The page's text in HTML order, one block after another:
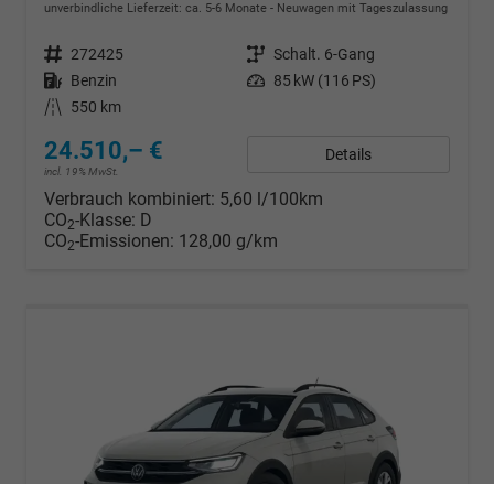
unverbindliche Lieferzeit: ca. 5-6 Monate Neuwagen mit Tageszulassung
Fahrzeugnr. 272425 Getriebe Schalt. 6-Gang
Kraftstoff Benzin Leistung 85 kW (116 PS)
Kilometerstand
550 km
24.510,– €
incl. 19% MwSt.
Details
Verbrauch kombiniert: 5,60 l/100km
CO2-Klasse: D
CO2-Emissionen: 128,00 g/km